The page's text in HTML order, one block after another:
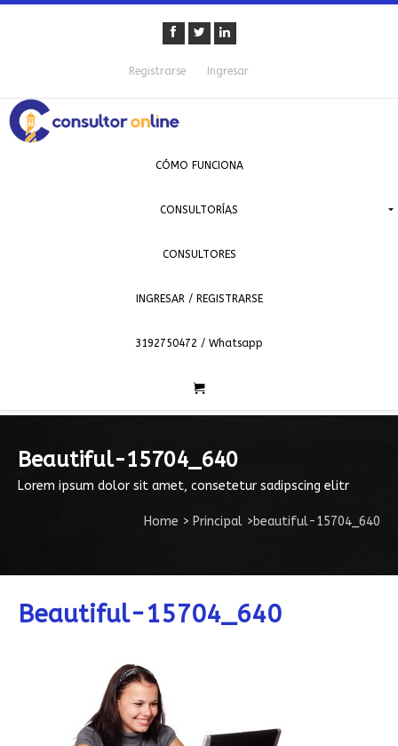
Registrarse Ingresar
CÓMO FUNCIONA
CONSULTORÍAS
CONSULTORES
INGRESAR / REGISTRARSE
3192750472 / Whatsapp
Beautiful-15704_640
Lorem ipsum dolor sit amet, consetetur sadipscing elitr
Home > Principal >beautiful-15704_640
Beautiful-15704_640